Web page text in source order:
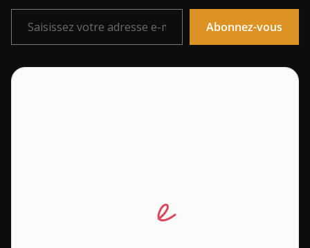
Saisissez votre adresse e-mail…
Abonnez-vous